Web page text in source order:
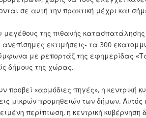
σε αυτή την πρακτική μέχρι και
μεγέθους της πιθανής κατασπατάλησης
εκτιμήσεις- τα 300
με ρεπορτάζ της εφημερίδας
δήμους της χώρας.
προβεί «αρμόδιες πηγές», η κεντρική
μικρών προμηθειών των δήμων. Αυτός
περίπτωση, η κεντρική κυβέρνηση